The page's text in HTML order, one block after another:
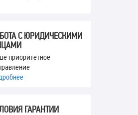
С ЮРИДИЧЕСКИМИ
приоритетное
ГАРАНТИИ